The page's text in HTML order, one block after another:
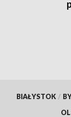
BIAŁYSTOK /